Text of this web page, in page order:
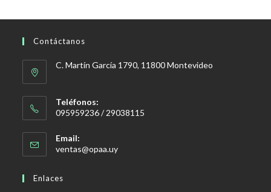
Contáctanos
C. Martín García 1790, 11800 Montevideo
Teléfonos:
095959236 / 29038115
Email:
ventas@opaa.uySe
Enlaces